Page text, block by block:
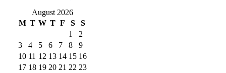
August 2026
M T W T F S
S
1
2
3
4 5 6 7 8
9
10 11 12 13 14 15 16
17 18 19 20 21 22 23